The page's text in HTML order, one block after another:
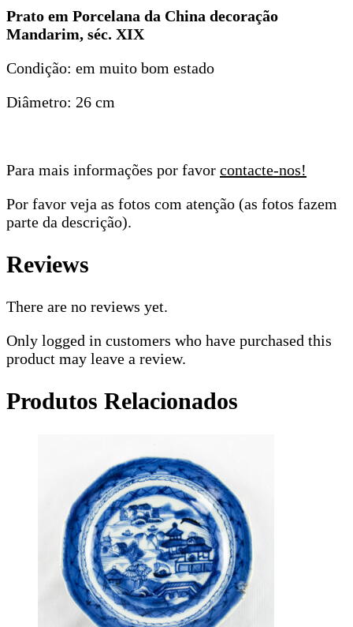
Prato em Porcelana da China decoração
Mandarim, séc. XIX
Condição: em muito bom estado
Diâmetro: 26 cm
Para mais informações por favor contacte-nos!
Por favor veja as fotos com atenção (as fotos fazem
parte da descrição).
Reviews
There are no reviews yet.
Only logged in customers who have purchased this
product may leave a review.
Produtos Relacionados